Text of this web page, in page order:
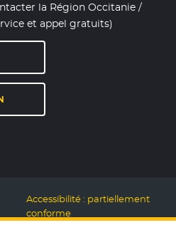
la Région Occitanie /
et appel gratuits)
Accessibilité : partiellement
conforme